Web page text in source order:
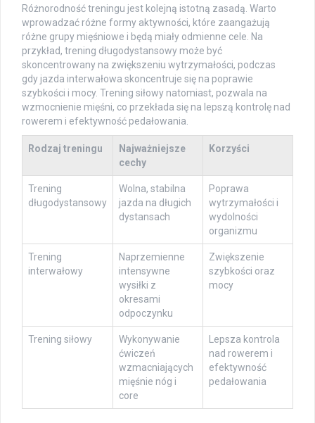
Różnorodność treningu jest kolejną istotną zasadą. Warto
wprowadzać różne formy aktywności, które zaangażują
różne grupy mięśniowe i będą miały odmienne cele. Na
przykład, trening długodystansowy może być
skoncentrowany na zwiększeniu wytrzymałości, podczas
gdy jazda interwałowa skoncentruje się na poprawie
szybkości i mocy. Trening siłowy natomiast, pozwala na
wzmocnienie mięśni, co przekłada się na lepszą kontrolę nad
rowerem i efektywność pedałowania.
Rodzaj treningu
Najważniejsze
cechy
Korzyści
Trening
długodystansowy
Wolna, stabilna
jazda na długich
dystansach
Poprawa
wytrzymałości i
wydolności
organizmu
Trening
interwałowy
Naprzemienne
intensywne
wysiłki z
okresami
odpoczynku
Zwiększenie
szybkości oraz
mocy
Trening siłowy
Wykonywanie
ćwiczeń
wzmacniających
mięśnie nóg i
core
Lepsza kontrola
nad rowerem i
efektywność
pedałowania